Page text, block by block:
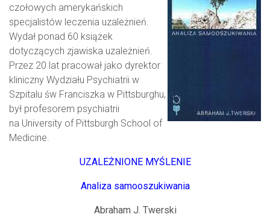
czołowych amerykańskich
specjalistów leczenia uzależnień.
Wydał ponad 60 książek
dotyczących zjawiska uzależnień.
Przez 20 lat pracował jako dyrektor
kliniczny Wydziału Psychiatrii w
Szpitalu św Franciszka w Pittsburghu,
był profesorem psychiatrii
na University of Pittsburgh School of
Medicine.
UZALEŻNIONE MYŚLENIE
Analiza samooszukiwania
Abraham J. Twerski